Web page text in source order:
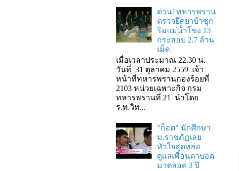
ด่วน! ทหารพราน
ตรวจยึดยาบ้าซุก
ริมแม่น้ำโขง 13
กระสอบ 2.7 ล้าน
เม็ด
เมื่อเวลาประมาณ 22.30 น.
วันที่ 31 ตุลาคม 2559 เจ้า
หน้าที่ทหารพรานกองร้อยที่
2103 หน่วยเฉพาะกิจ กรม
ทหารพรานที่ 21 นำโดย
ร.ท.วิท...
"ก็อต" นักศึกษา
ม.ราชภัฏเลย
หัวใจสุดหล่อ
ดูแลเพื่อนตาบอด
มาตลอด 3 ปี